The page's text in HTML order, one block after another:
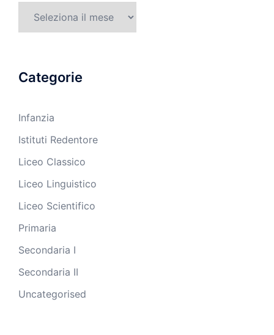
Categorie
Infanzia
Istituti Redentore
Liceo Classico
Liceo Linguistico
Liceo Scientifico
Primaria
Secondaria I
Secondaria II
Uncategorised